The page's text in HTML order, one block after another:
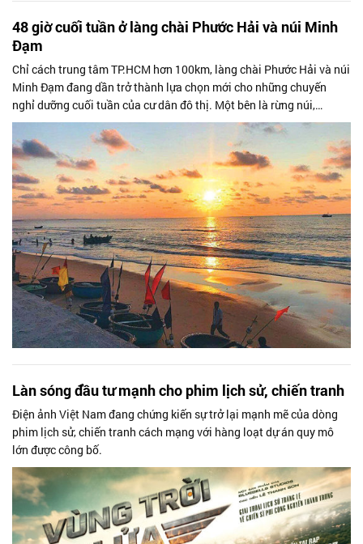
48 giờ cuối tuần ở làng chài Phước Hải và núi Minh
Đạm
Chỉ cách trung tâm TP.HCM hơn 100km, làng chài Phước Hải và núi
Minh Đạm đang dần trở thành lựa chọn mới cho những chuyến
nghỉ dưỡng cuối tuần của cư dân đô thị. Một bên là rừng núi,
trekking và dấu tích...
Làn sóng đầu tư mạnh cho phim lịch sử, chiến tranh
Điện ảnh Việt Nam đang chứng kiến sự trở lại mạnh mẽ của dòng
phim lịch sử, chiến tranh cách mạng với hàng loạt dự án quy mô
lớn được công bố.